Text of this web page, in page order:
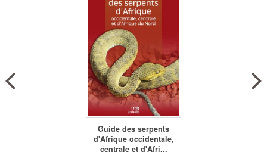
Guide des serpents
d'Afrique occidentale,
centrale et d'Afri...